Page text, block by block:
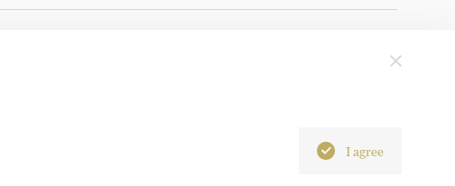
I agree